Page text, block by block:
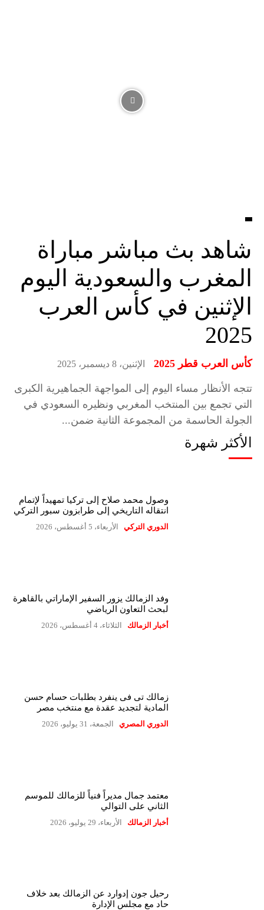
شاهد بث مباشر مباراة
المغرب والسعودية اليوم
الإثنين في كأس العرب
2025
كأس العرب قطر 2025 الإثنين، 8 ديسمبر، 2025
تتجه الأنظار مساء اليوم إلى المواجهة الجماهيرية الكبرى
التي تجمع بين المنتخب المغربي ونظيره السعودي في
الجولة الحاسمة من المجموعة الثانية ضمن...
الأكثر شهرة
وصول محمد صلاح إلى تركيا تمهيداً لإتمام
انتقاله التاريخي إلى طرابزون سبور التركي
الدوري التركي الأربعاء، 5 أغسطس، 2026
وفد الزمالك يزور السفير الإماراتي بالقاهرة
لبحث التعاون الرياضي
أخبار الزمالك الثلاثاء، 4 أغسطس، 2026
زمالك تى فى ينفرد بطلبات حسام حسن
المادية لتجديد عقدة مع منتخب مصر
الدوري المصري الجمعة، 31 يوليو، 2026
معتمد جمال مديراً فنياً للزمالك للموسم
الثاني على التوالي
أخبار الزمالك الأربعاء، 29 يوليو، 2026
رحيل جون إدوارد عن الزمالك بعد خلاف
حاد مع مجلس الإدارة